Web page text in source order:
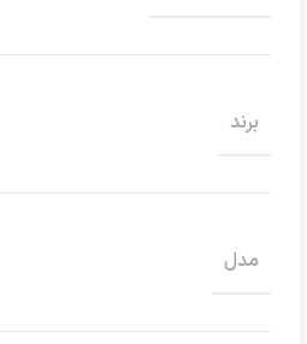
برند
مدل